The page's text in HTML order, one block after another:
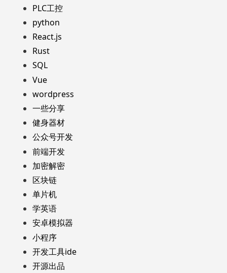
PLC工控
python
React.js
Rust
SQL
Vue
wordpress
一些分享
健身器材
公众号开发
前端开发
加密解密
区块链
单片机
学英语
安卓模拟器
小程序
开发工具ide
开源出品